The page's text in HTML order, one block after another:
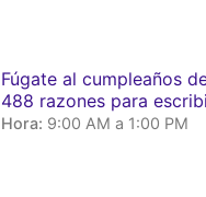
Fúgate al cumpleaños
488 razones para
Hora: 9:00 AM a 1:00 PM